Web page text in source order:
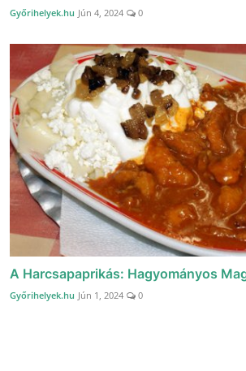
Győrihelyek.hu Jún 4, 2024 0
A Harcsapaprikás: Hagyományos
Győrihelyek.hu Jún 1, 2024 0